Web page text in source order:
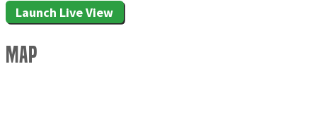
Launch Live View
Map